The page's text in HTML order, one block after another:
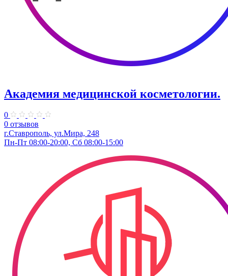
Академия медицинской косметологии.
0
0 отзывов
г.Ставрополь, ул.Мира, 248
Пн-Пт 08:00-20:00, Сб 08:00-15:00